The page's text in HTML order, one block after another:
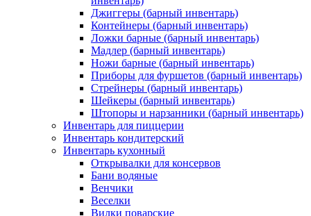
Джиггеры (барный инвентарь)
Контейнеры (барный инвентарь)
Ложки барные (барный инвентарь)
Мадлер (барный инвентарь)
Ножи барные (барный инвентарь)
Приборы для фуршетов (барный инвентарь)
Стрейнеры (барный инвентарь)
Шейкеры (барный инвентарь)
Штопоры и нарзанники (барный инвентарь)
Инвентарь для пиццерии
Инвентарь кондитерский
Инвентарь кухонный
Открывалки для консервов
Бани водяные
Венчики
Веселки
Вилки поварские